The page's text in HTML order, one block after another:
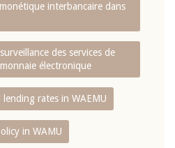
interbancaire dans
des services de
électronique
rates in WAEMU
in WAMU